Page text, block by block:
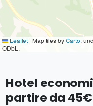
Leaflet | Map tiles byCarto,
ODbL.
Hotel
partire da